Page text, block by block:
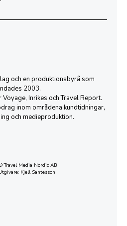
och en produktionsbyrå som
2003.
Inrikes och Travel Report.
inom områdena kundtidningar,
och medieproduktion.
Travel Media Nordic AB
Kjell Santesson